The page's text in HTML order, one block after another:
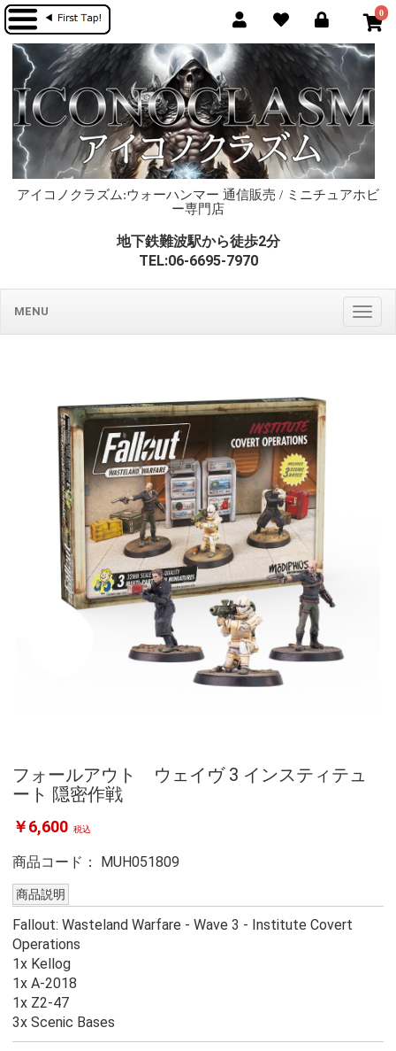
0
アイコノクラズム:ウォーハンマー 通信販売 / ミニチュアホビ
ー専門店
地下鉄難波駅から徒歩2分
TEL:06-6695-7970
MENU
フォールアウト ウェイヴ 3 インスティテュ
ート 隠密作戦
￥6,600 税込
商品コード： MUH051809
商品説明
Fallout: Wasteland Warfare - Wave 3 - Institute Covert
Operations
1x Kellog
1x A-2018
1x Z2-47
3x Scenic Bases